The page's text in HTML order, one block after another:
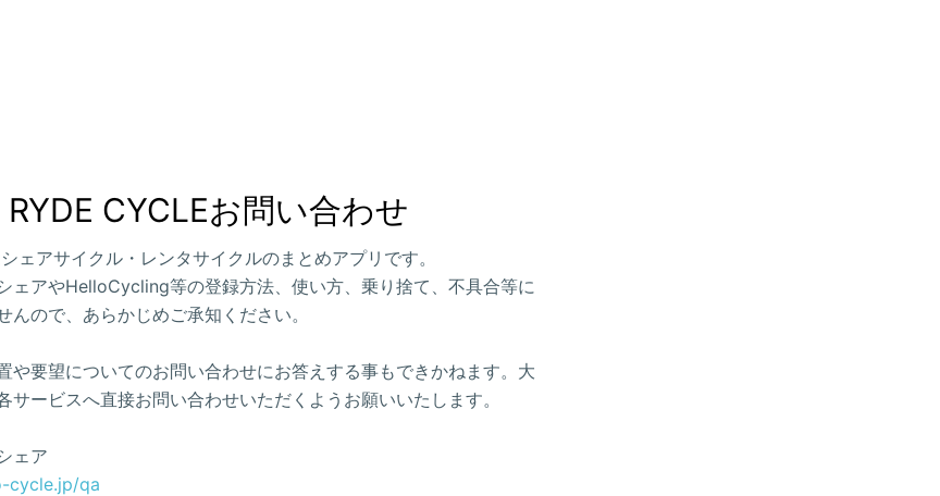
RYDE CYCLEお問い合わせ
ェアサイクル・レンタサイクルのまとめアプリです。
ェアやHelloCycling等の登録方法、使い方、乗り捨て、不具合等に
んので、あらかじめご承知ください。
や要望についてのお問い合わせにお答えする事もできかねます。大
サービスへ直接お問い合わせいただくようお願いいたします。
ェア
cycle.jp/qa